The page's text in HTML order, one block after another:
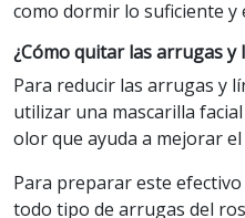
como dormir lo suficiente y
¿Cómo quitar las arrugas y
Para reducir las arrugas y
utilizar una mascarilla
olor que ayuda a mejorar
Para preparar este
todo tipo de arrugas del